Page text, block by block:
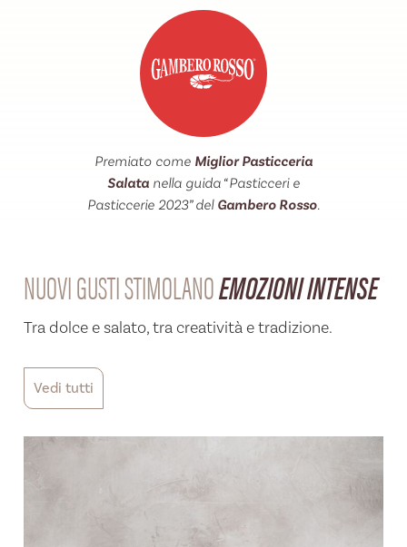
Premiato come Miglior Pasticceria
Salatanella guida “Pasticceri e
Pasticcerie 2023” del Gambero Rosso.
NUOVI GUSTI STIMOLANOEMOZIONI INTENSE
Tra dolce e salato, tra creatività e tradizione.
Vedi tutti